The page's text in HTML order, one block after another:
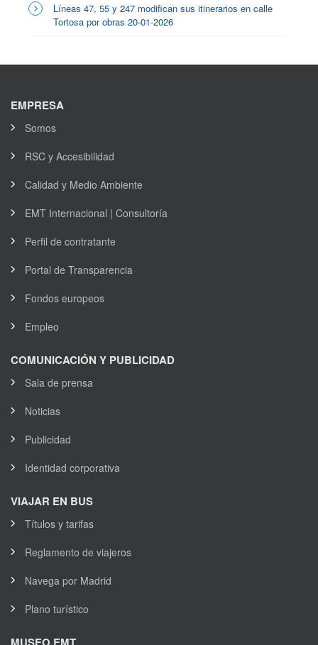
Líneas 47, 55 y 247 modifican sus itinerarios en calle
Tortosa por obras 20-01-2026
EMPRESA
Somos
RSC y Accesibilidad
Calidad y Medio Ambiente
EMT Internacional | Consultoría
Perfil de contratante
Portal de Transparencia
Fondos europeos
Empleo
COMUNICACIÓN Y PUBLICIDAD
Sala de prensa
Noticias
Publicidad
Identidad corporativa
VIAJAR EN BUS
Títulos y tarifas
Reglamento de viajeros
Navega por Madrid
Plano turístico